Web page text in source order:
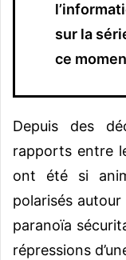
sur la
ce
Depuis des
rapports entre
ont été si
polarisés
paranoïa
répressions